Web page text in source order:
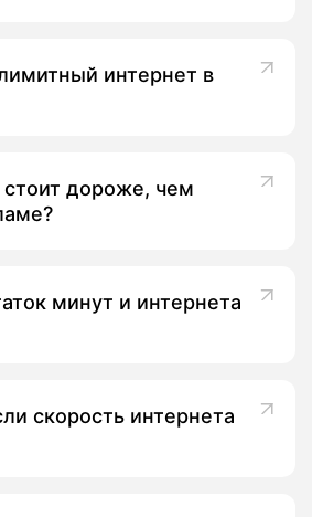
интернет в
дороже, чем
минут и интернета
скорость интернета